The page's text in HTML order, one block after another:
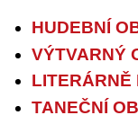
HUDEBNÍ
VÝTVARNÝ
TANEČNÍ